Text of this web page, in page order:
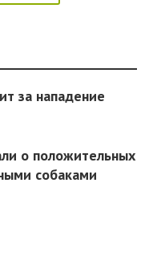
за нападение
о положительных
собаками